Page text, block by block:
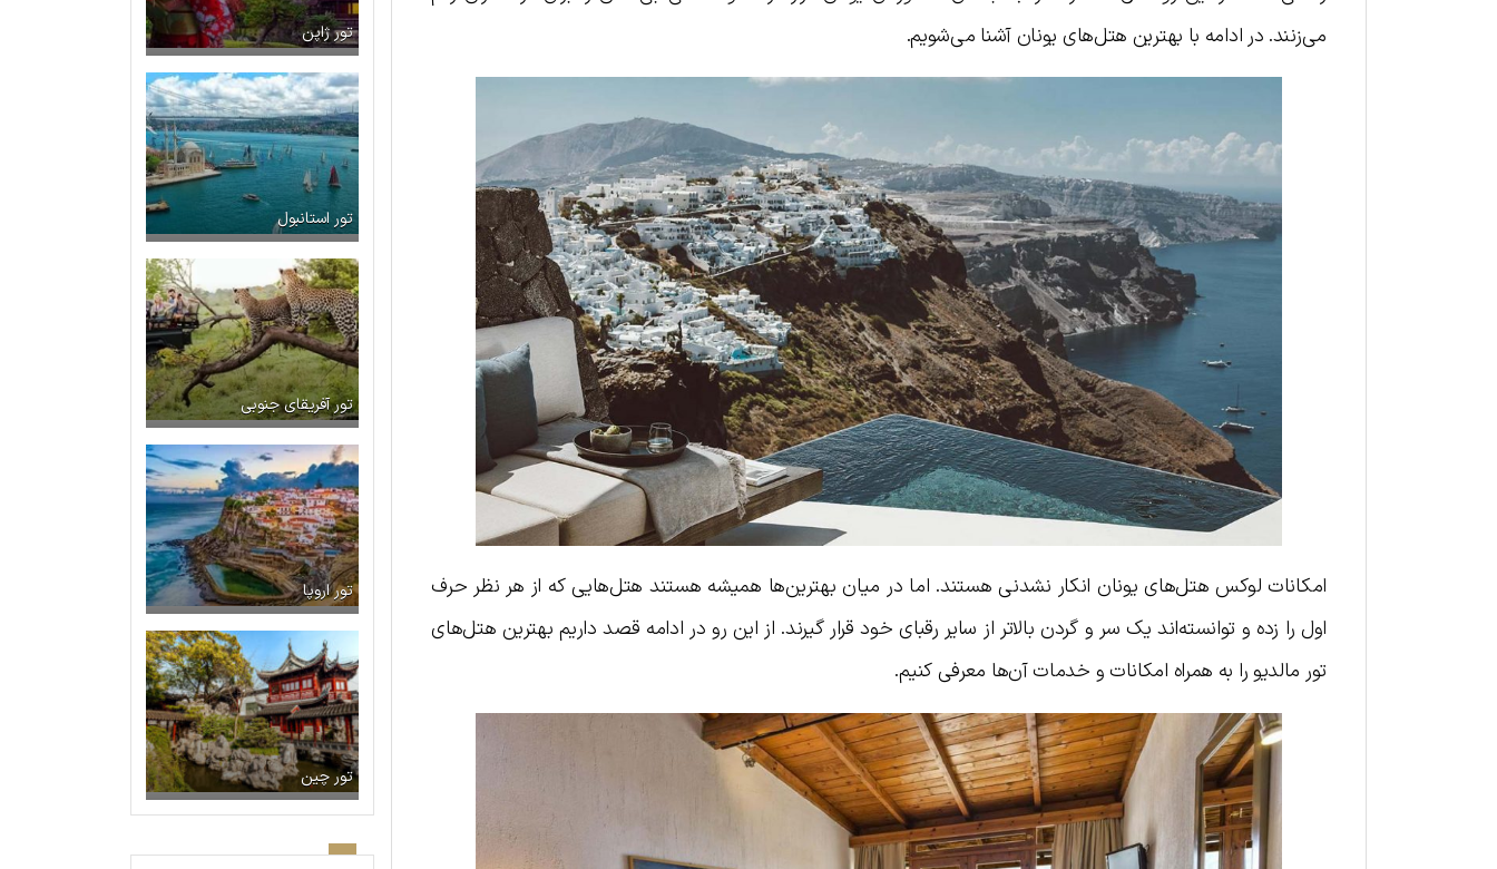
می‌زنند. در ادامه با بهترین هتل‌های یونان آشنا می‌شویم.
امکانات لوکس هتل‌های یونان انکار نشدنی هستند. اما در میان بهترین‌ها همیشه هستند هتل‌هایی که از هر نظر حرف
اول را زده و توانسته‌اند یک سر و گردن بالاتر از سایر رقبای خود قرار گیرند. از این رو در ادامه قصد داریم بهترین هتل‌های
تور مالدیو را به همراه امکانات و خدمات آن‌ها معرفی کنیم.
تور ژاپن
تور استانبول
تور آفریقای جنوبی
تور اروپا
تور چین